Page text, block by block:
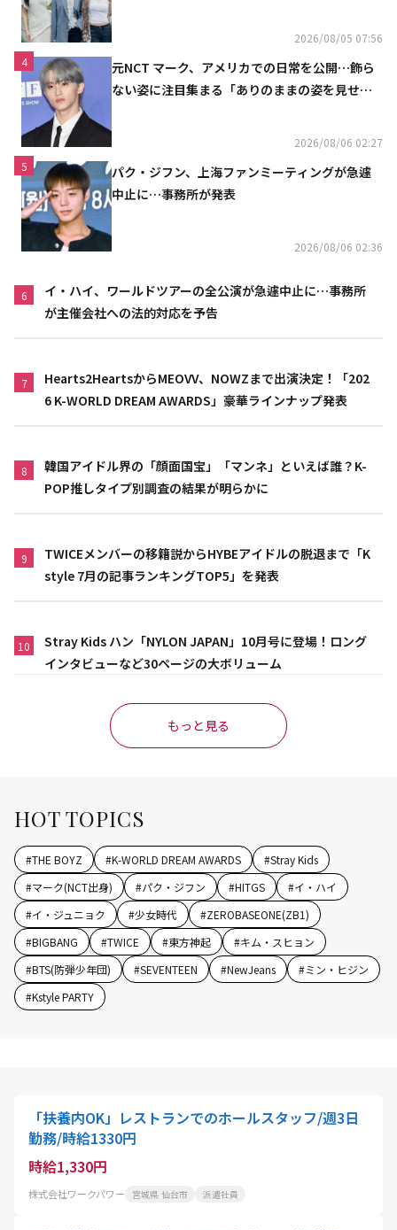
2026/08/05 07:56
4
元NCT マーク、アメリカでの日常を公開…飾ら
ない姿に注目集まる「ありのままの姿を見せた
2026/08/06 02:27
5
パク・ジフン、上海ファンミーティングが急遽
中止に…事務所が発表
2026/08/06 02:36
6
イ・ハイ、ワールドツアーの全公演が急遽中止に…事務所
が主催会社への法的対応を予告
7
Hearts2HeartsからMEOVV、NOWZまで出演決定！「202
6 K-WORLD DREAM AWARDS」豪華ラインナップ発表
8
韓国アイドル界の「顔面国宝」「マンネ」といえば誰？K-
POP推しタイプ別調査の結果が明らかに
9
TWICEメンバーの移籍説からHYBEアイドルの脱退まで「K
style 7月の記事ランキングTOP5」を発表
10
Stray Kids ハン「NYLON JAPAN」10月号に登場！ロング
インタビューなど30ページの大ボリューム
もっと見る
HOT TOPICS
#THE BOYZ #K-WORLD DREAM AWARDS #Stray Kids
#マーク(NCT出身) #パク・ジフン #HITGS #イ・ハイ
#イ・ジュニョク #少女時代 #ZEROBASEONE(ZB1)
#BIGBANG #TWICE #東方神起 #キム・スヒョン
#BTS(防弾少年団) #SEVENTEEN #NewJeans #ミン・ヒジン
#Kstyle PARTY
「扶養内OK」レストランでのホールスタッフ/週3日
勤務/時給1330円
時給1,330円
株式会社ワークパワー 宮城県 仙台市 派遣社員